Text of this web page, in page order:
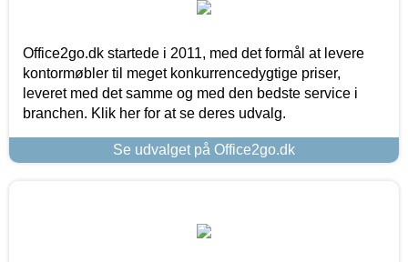
Office2go.dk startede i 2011, med det formål at levere
kontormøbler til meget konkurrencedygtige priser,
leveret med det samme og med den bedste service i
branchen. Klik her for at se deres udvalg.
Se udvalget på Office2go.dk